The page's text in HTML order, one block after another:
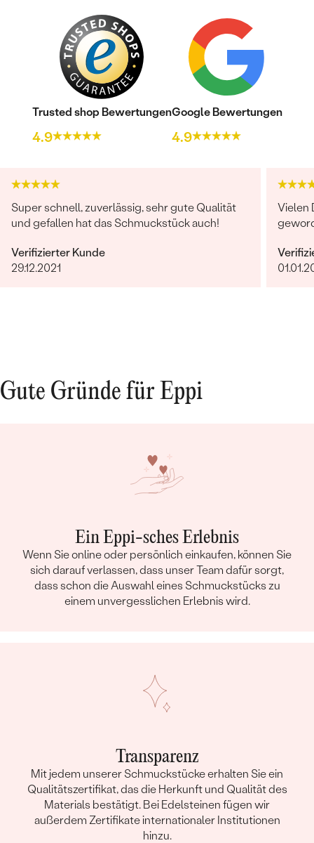
Trusted shop Bewertungen
4.9
Google Bewertungen
4.9
Super schnell, zuverlässig, sehr gute Qualität
und gefallen hat das Schmuckstück auch!
Verifizierter Kunde
29.12.2021
Vielen
Gute Gründe für Eppi
Ein Eppi-sches Erlebnis
Wenn Sie online oder persönlich einkaufen, können Sie
sich darauf verlassen, dass unser Team dafür sorgt,
dass schon die Auswahl eines Schmuckstücks zu
einem unvergesslichen Erlebnis wird.
Transparenz
Mit jedem unserer Schmuckstücke erhalten Sie ein
Qualitätszertifikat, das die Herkunft und Qualität des
Materials bestätigt. Bei Edelsteinen fügen wir
außerdem Zertifikate internationaler Institutionen
hinzu.